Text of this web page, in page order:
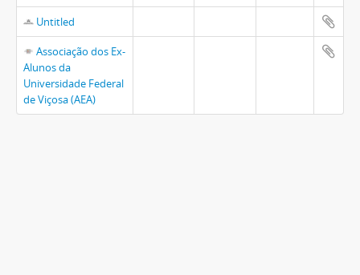
Untitled
Associação dos Ex-
Alunos da
Universidade Federal
de Viçosa (AEA)